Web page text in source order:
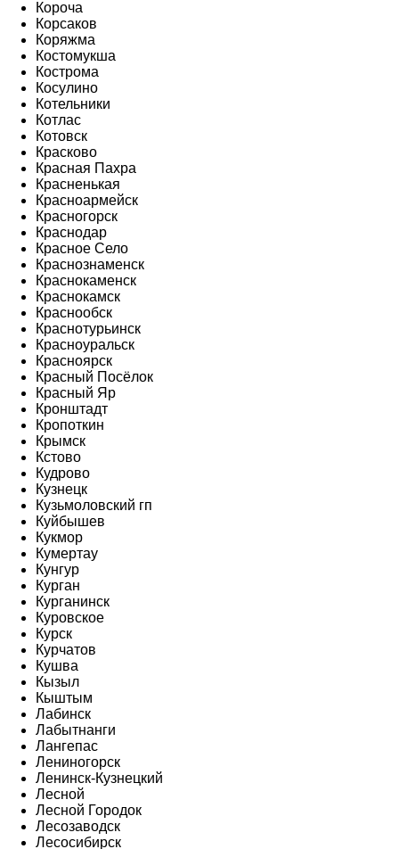
Короча
Корсаков
Коряжма
Костомукша
Кострома
Косулино
Котельники
Котлас
Котовск
Красково
Красная Пахра
Красненькая
Красноармейск
Красногорск
Краснодар
Красное Село
Краснознаменск
Краснокаменск
Краснокамск
Краснообск
Краснотурьинск
Красноуральск
Красноярск
Красный Посёлок
Красный Яр
Кронштадт
Кропоткин
Крымск
Кстово
Кудрово
Кузнецк
Кузьмоловский гп
Куйбышев
Кукмор
Кумертау
Кунгур
Курган
Курганинск
Куровское
Курск
Курчатов
Кушва
Кызыл
Кыштым
Лабинск
Лабытнанги
Лангепас
Лениногорск
Ленинск-Кузнецкий
Лесной
Лесной Городок
Лесозаводск
Лесосибирск